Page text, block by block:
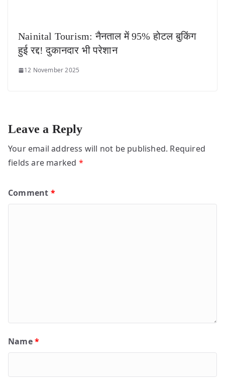
Nainital Tourism: नैनताल में 95% होटल बुकिंग
हुई रद्द! दुकानदार भी परेशान
12 November 2025
Leave a Reply
Your email address will not be published. Required
fields are marked *
Comment *
Name*